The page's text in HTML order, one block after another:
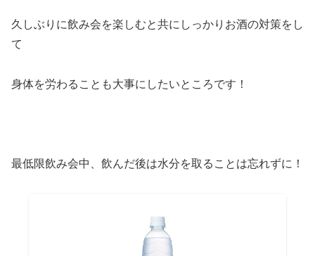
久しぶりに飲み会を楽しむと共にしっかりお酒の対策をし
て
身体を労わることも大事にしたいところです！
最低限飲み会中、飲んだ後は水分を取ることは忘れずに！